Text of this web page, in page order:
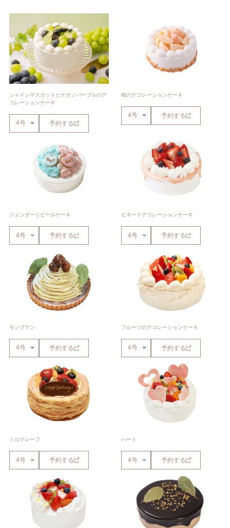
シャインマスカットとナガノパープルのデ
コレーションケーキ
予約する
桃のデコレーションケーキ
予約する
ジェンダーリビールケーキ
予約する
ピネードデコレーションケーキ
予約する
モンブラン
予約する
フルーツのデコレーションケーキ
予約する
ミルクレープ
予約する
ハート
予約する